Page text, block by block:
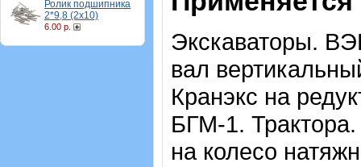
Ролик подшипника
2*9,8 (2х10)
6.00 р.
Экскаваторы.
вал
Кранэкс на
БГМ-1.
на колесо